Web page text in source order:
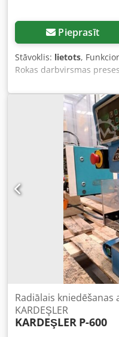
Pieprasīt
Stāvoklis: lietots,
Rokas darbvirsmas
Radiālais kniedēšanas
KARDEŞLER
KARDEŞLER P-600